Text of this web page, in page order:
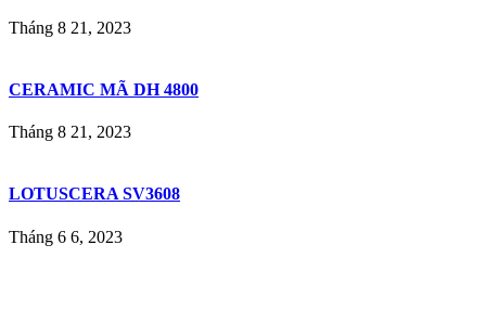
Tháng 8 21, 2023
CERAMIC MÃ DH 4800
Tháng 8 21, 2023
LOTUSCERA SV3608
Tháng 6 6, 2023